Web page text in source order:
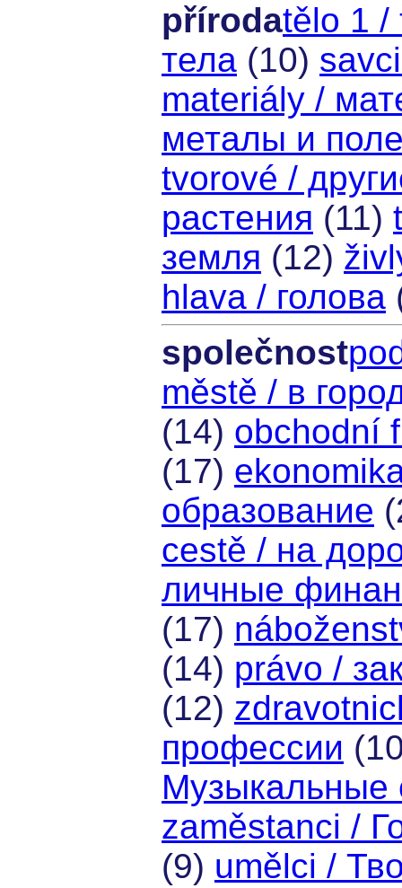
přírodatělo 1 /
тела (10)
materiály /
металы и
tvorové /
растения (11)
земля (12)
hlava / голова
společnost
městě / в
(14) obchodní
(17)
образование
cestě / на
личные
(17)
(14) právo /
(12)
профессии
Музыкальные
zaměstanci /
(9) umělci /